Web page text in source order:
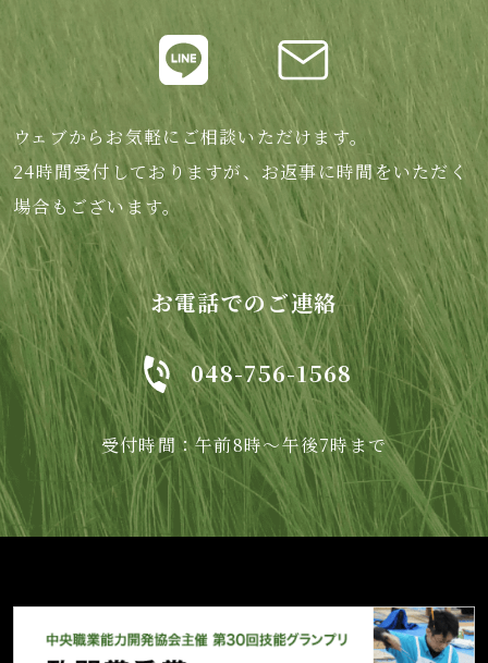
ウェブからお気軽にご相談いただけます。
24時間受付しておりますが、お返事に時間をいただく
場合もございます。
お電話でのご連絡
048-756-1568
受付時間：午前8時～午後7時まで